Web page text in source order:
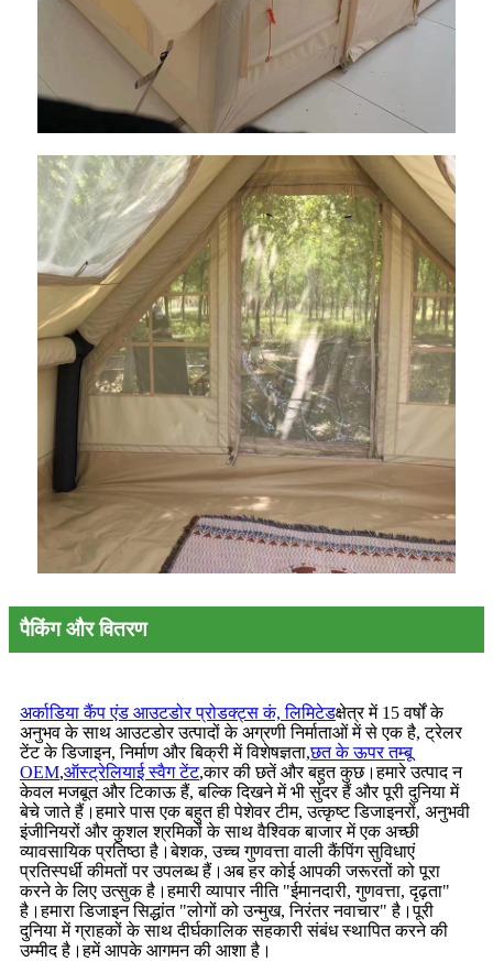
पैकिंग और वितरण
अर्काडिया कैंप एंड आउटडोर प्रोडक्ट्स कं, लिमिटेडक्षेत्र में 15 वर्षों के
अनुभव के साथ आउटडोर उत्पादों के अग्रणी निर्माताओं में से एक है, ट्रेलर
टेंट के डिजाइन, निर्माण और बिक्री में विशेषज्ञता,छत के ऊपर तम्बू
OEM,ऑस्ट्रेलियाई स्वैग टेंट,कार की छतें और बहुत कुछ।हमारे उत्पाद न
केवल मजबूत और टिकाऊ हैं, बल्कि दिखने में भी सुंदर हैं और पूरी दुनिया में
बेचे जाते हैं।हमारे पास एक बहुत ही पेशेवर टीम, उत्कृष्ट डिजाइनरों, अनुभवी
इंजीनियरों और कुशल श्रमिकों के साथ वैश्विक बाजार में एक अच्छी
व्यावसायिक प्रतिष्ठा है।बेशक, उच्च गुणवत्ता वाली कैंपिंग सुविधाएं
प्रतिस्पर्धी कीमतों पर उपलब्ध हैं।अब हर कोई आपकी जरूरतों को पूरा
करने के लिए उत्सुक है।हमारी व्यापार नीति "ईमानदारी, गुणवत्ता, दृढ़ता"
है।हमारा डिजाइन सिद्धांत "लोगों को उन्मुख, निरंतर नवाचार" है।पूरी
दुनिया में ग्राहकों के साथ दीर्घकालिक सहकारी संबंध स्थापित करने की
उम्मीद है।हमें आपके आगमन की आशा है।